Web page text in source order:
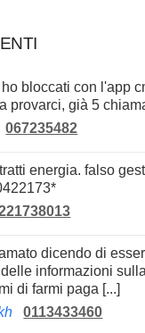
provarci, già 5
067235482
informazioni
di farmi paga [...]
0113433460